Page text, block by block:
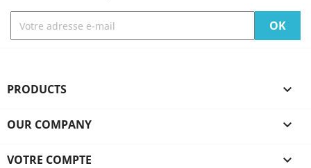
PRODUCTS 
OUR COMPANY 
VOTRE COMPTE 